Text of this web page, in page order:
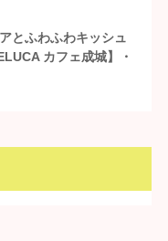
とふわふわキッシュ
カフェ成城】・